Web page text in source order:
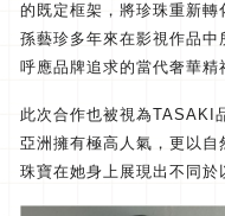
的既定框架， 將珍珠重新轉
孫藝珍多年來在影視作品中
呼應品牌追求的當代奢華精
此次合作也被視為TASAKI
亞洲擁有極高人氣， 更以自
珠寶在她身上展現出不同於